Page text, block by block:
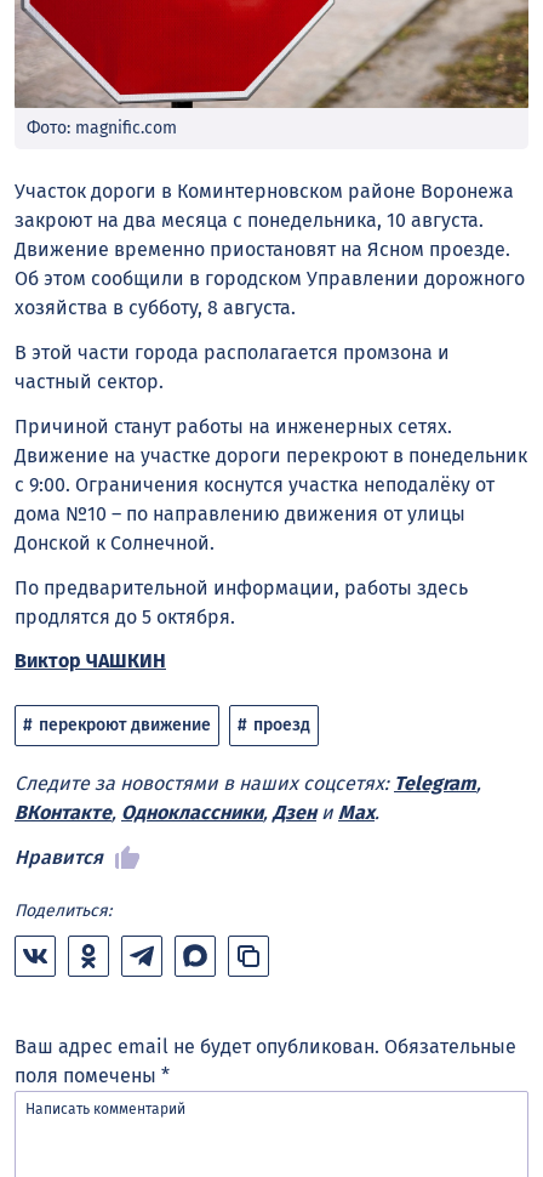
Фото: magnific.com
Участок дороги в Коминтерновском районе Воронежа
закроют на два месяца с понедельника, 10 августа.
Движение временно приостановят на Ясном проезде.
Об этом сообщили в городском Управлении дорожного
хозяйства в субботу, 8 августа.
В этой части города располагается промзона и
частный сектор.
Причиной станут работы на инженерных сетях.
Движение на участке дороги перекроют в понедельник
с 9:00. Ограничения коснутся участка неподалёку от
дома №10 – по направлению движения от улицы
Донской к Солнечной.
По предварительной информации, работы здесь
продлятся до 5 октября.
Виктор ЧАШКИН
перекроют движение проезд
Следите за новостями в наших соцсетях: Telegram,
ВКонтакте, Одноклассники, Дзени Max.
Нравится
Поделиться:
Ваш адрес email не будет опубликован. Обязательные
поля помечены *